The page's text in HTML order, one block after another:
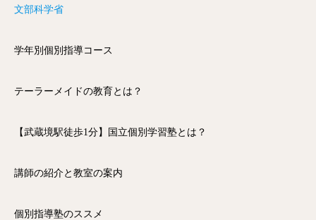
文部科学省
学年別個別指導コース
テーラーメイドの教育とは？
【武蔵境駅徒歩1分】国立個別学習塾とは？
講師の紹介と教室の案内
個別指導塾のススメ